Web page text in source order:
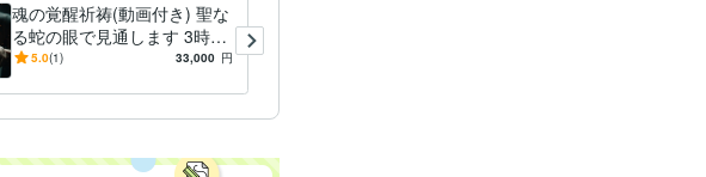
魂の覚醒祈祷(動画付き) 聖な
る蛇の眼で見通します 3時間
のリアル祈祷であなたを導き
5.0(1) 33,000 円